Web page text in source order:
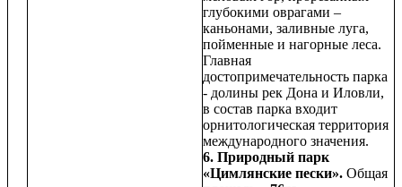
глубокими оврагами –
каньонами, заливные луга,
пойменные и нагорные леса.
Главная
достопримечательность парка
- долины рек Дона и Иловли,
в состав парка входит
орнитологическая территория
международного значения.
6. Природный парк
«Цимлянские пески». Общая